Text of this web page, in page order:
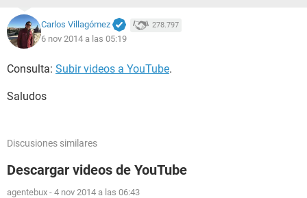
Carlos Villagómez 278.797
6 nov 2014 a las 05:19
Consulta: Subir videos a YouTube.
Saludos
Discusiones similares
Descargar videos de YouTube
agentebux - 4 nov 2014 a las 06:43